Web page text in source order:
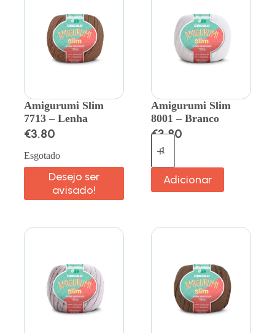
Amigurumi Slim
7713 – Lenha
€3.80
Esgotado
Desejo ser
avisado!
Amigurumi Slim
8001 – Branco
€3.80
Adicionar